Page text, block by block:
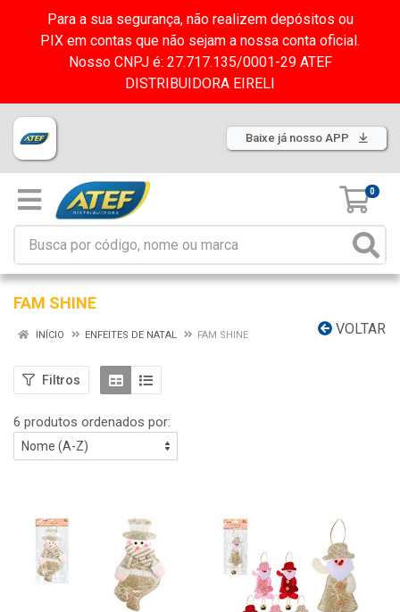
Para a sua segurança, não realizem depósitos ou
PIX em contas que não sejam a nossa conta oficial.
Nosso CNPJ é: 27.717.135/0001-29 ATEF
DISTRIBUIDORA EIRELI
Baixe já nosso APP
0
FAM SHINE
VOLTAR
INÍCIO ENFEITES DE NATAL FAM SHINE
Filtros
6 produtos ordenados por: